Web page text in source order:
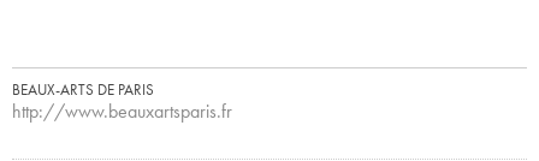
BEAUX-ARTS DE PARIS
http://www.beauxartsparis.fr